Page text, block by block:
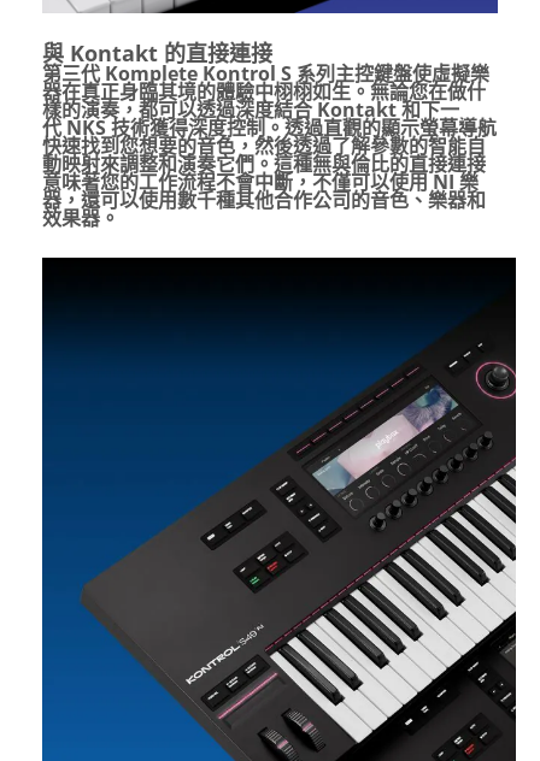
與 Kontakt 的直接連接
第三代Komplete Kontrol S 系列主控鍵盤使虛擬樂
器在真正身臨其境的體驗中栩栩如生。無論您在做什
樣的演奏，都可以透過深度結合Kontakt和下一
代NKS技術獲得深度控制。透過直觀的顯示螢幕導航
快速找到您想要的音色，然後透過了解參數的智能自
動映射來調整和演奏它們。這種無與倫比的直接連接
意味著您的工作流程不會中斷，不僅可以使用NI 樂
器，還可以使用數千種其他合作公司的音色、樂器和
效果器。